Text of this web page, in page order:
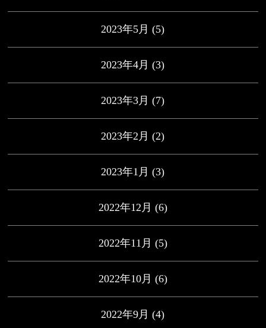
2023年5月 (5)
2023年4月 (3)
2023年3月 (7)
2023年2月 (2)
2023年1月 (3)
2022年12月 (6)
2022年11月 (5)
2022年10月 (6)
2022年9月 (4)